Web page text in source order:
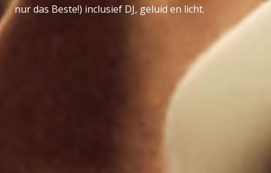
nur das Beste!) inclusief DJ, geluid en licht.